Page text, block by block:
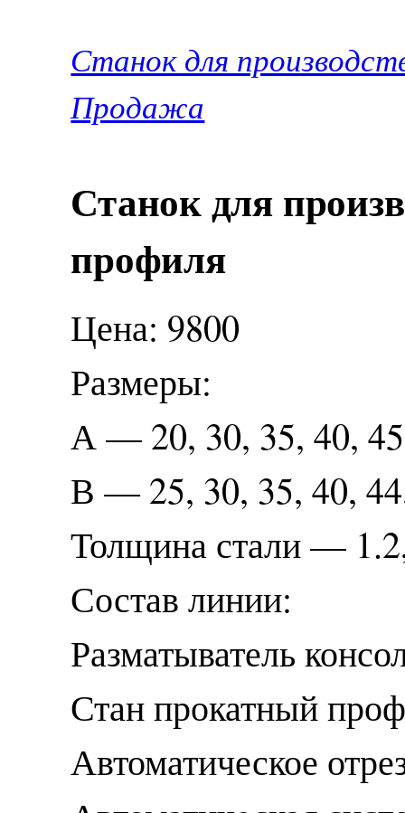
Станок для
Продажа
Станок для
профиля
Цена: 9800
Размеры:
А — 20, 30, 35, 40,
В — 25, 30, 35, 40,
Толщина стали —
Состав линии:
Разматыватель
Стан прокатный
Автоматическое